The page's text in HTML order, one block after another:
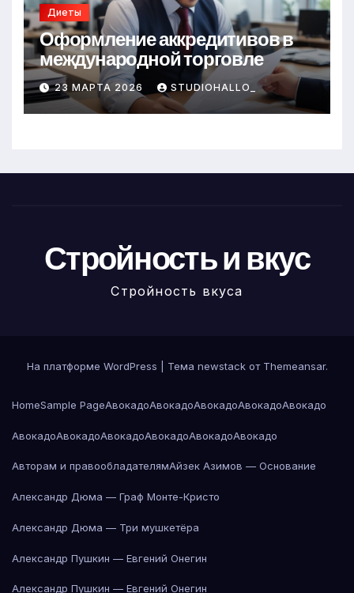
Диеты
Оформление аккредитивов в
международной торговле
23 МАРТА 2026 STUDIOHALLO_
Стройность и вкус
Стройность вкуса
На платформе WordPress Тема newstack от Themeansar.
HomeSample PageАвокадоАвокадоАвокадоАвокадоАвокадо
АвокадоАвокадоАвокадоАвокадоАвокадоАвокадо
Авторам и правообладателямАйзек Азимов — Основание
Александр Дюма — Граф Монте-Кристо
Александр Дюма — Три мушкетёра
Александр Пушкин — Евгений Онегин
Александр Пушкин — Евгений Онегин